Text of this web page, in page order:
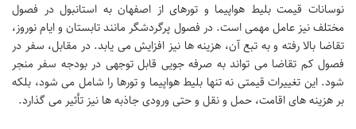
نوسانات قیمت بلیط هواپیما و تورهای از اصفهان به استانبول در فصول
مختلف نیز عامل مهمی است. در فصول پرگردشگر مانند تابستان و ایام نوروز،
تقاضا بالا رفته و به تبع آن، هزینه ها نیز افزایش می یابد. در مقابل، سفر در
فصول کم تقاضا می تواند به صرفه جویی قابل توجهی در بودجه سفر منجر
شود. این تغییرات قیمتی نه تنها بلیط هواپیما و تورها را شامل می شود، بلکه
بر هزینه های اقامت، حمل و نقل و حتی ورودی جاذبه ها نیز تأثیر می گذارد.